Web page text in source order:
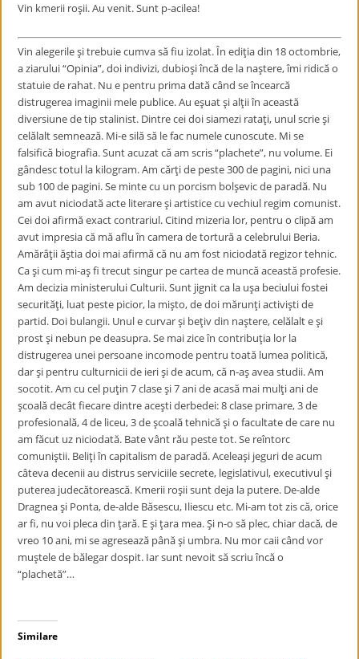
Vin kmerii roşii. Au venit. Sunt p-acilea!
Vin alegerile şi trebuie cumva să fiu izolat. În ediţia din 18 octombrie,
a ziarului “Opinia”, doi indivizi, dubioşi încă de la naştere, îmi ridică o
statuie de rahat. Nu e pentru prima dată când se încearcă
distrugerea imaginii mele publice. Au eşuat şi alţii în această
diversiune de tip stalinist. Dintre cei doi siamezi rataţi, unul scrie şi
celălalt semnează. Mi-e silă să le fac numele cunoscute. Mi se
falsifică biografia. Sunt acuzat că am scris “plachete”, nu volume. Ei
gândesc totul la kilogram. Am cărţi de peste 300 de pagini, nici una
sub 100 de pagini. Se minte cu un porcism bolşevic de paradă. Nu
am avut niciodată acte literare şi artistice cu vechiul regim comunist.
Cei doi afirmă exact contrariul. Citind mizeria lor, pentru o clipă am
avut impresia că mă aflu în camera de tortură a celebrului Beria.
Amărâţii ăştia doi mai afirmă că nu am fost niciodată regizor tehnic.
Ca şi cum mi-aş fi trecut singur pe cartea de muncă această profesie.
Am decizia ministerului Culturii. Sunt jignit ca la uşa beciului fostei
securităţi, luat peste picior, la mişto, de doi mărunţi activişti de
partid. Doi bulangii. Unul e curvar şi beţiv din naştere, celălalt e şi
prost şi nebun pe deasupra. Se mai zice în contribuţia lor la
distrugerea unei persoane incomode pentru toată lumea politică,
dar şi pentru culturnicii de ieri şi de acum, că n-aş avea studii. Am
socotit. Am cu cel puţin 7 clase şi 7 ani de acasă mai mulţi ani de
şcoală decât fiecare dintre aceşti derbedei: 8 clase primare, 3 de
profesională, 4 de liceu, 3 de şcoală tehnică şi o facultate de care nu
am făcut uz niciodată. Bate vânt rău peste tot. Se reîntorc
comuniştii. Beliţi în capitalism de paradă. Aceleaşi jeguri de acum
câteva decenii au distrus serviciile secrete, legislativul, executivul şi
puterea judecătorească. Kmerii roşii sunt deja la putere. De-alde
Dragnea şi Ponta, de-alde Băsescu, Iliescu etc. Mi-am tot zis că, orice
ar fi, nu voi pleca din ţară. E şi ţara mea. Şi n-o să plec, chiar dacă, de
vreo 10 ani, mi se agresează până şi umbra. Nu mor caii când vor
muştele de bălegar dospit. Iar sunt nevoit să scriu încă o
“plachetă”…
Similare